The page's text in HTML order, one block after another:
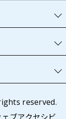
reserved.